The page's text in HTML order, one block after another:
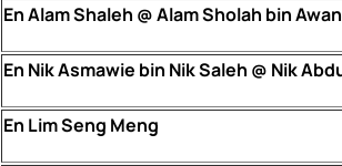
En Alam Shaleh @ Alam Sholah bin
En Nik Asmawie bin Nik Saleh @ Nik
En Lim Seng Meng